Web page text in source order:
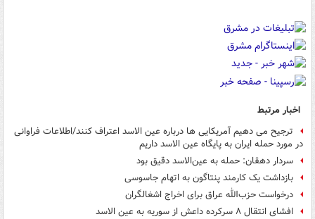
اخبار مرتبط
ترجیح می دهیم آمریکایی ها درباره عین الاسد اعتراف کنند/اطلاعات فراوانی
در مورد حمله ایران به پایگاه عین الاسد داریم
سردار دهقان: حمله به عین‌الاسد دقیق بود
بازداشت یک کارمند پنتاگون به اتهام جاسوسی
درخواست حزب‌الله عراق برای اخراج اشغالگران
افشای انتقال ۸ سرکرده داعش از سوریه به عین الاسد